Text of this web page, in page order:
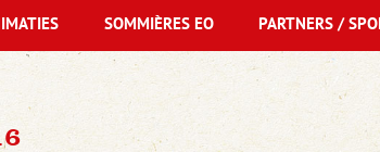
SOMMIÈRES EO PARTNERS /